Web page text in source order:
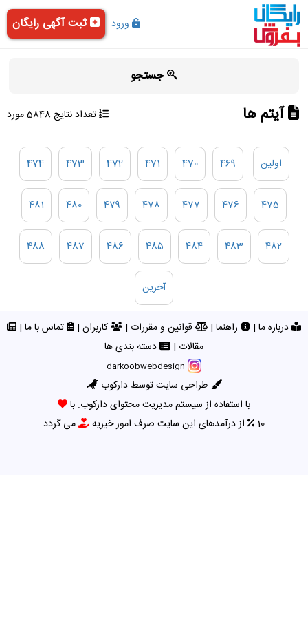
ورود ثبت آگهی رایگان
جستجو
آیتم ها تعداد نتایج 5848 مورد
اولین 469
470
471
472
473
474
475
476
477
478
479
480
481
482
483
484
485
486
487
488
آخرین
درباره ما | راهنما | قوانین و مقررات | کاربران | تماس با ما|
مقالات | دسته بندی ها
darkoobwebdesign
طراحی سایت توسط دارکوب
با استفاده از سیستم مدیریت محتوای دارکوب. با
10
از درآمدهای این سایت صرف امور خیریه می گردد